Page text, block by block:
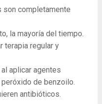
son completamente
la mayoría del tiempo.
terapia regular y
aplicar agentes
de benzoilo.
antibióticos.